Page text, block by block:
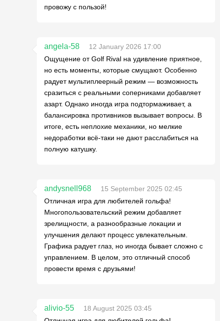
провожу с пользой!
angela-58
12 January 2026 17:00
Ощущение от Golf Rival на удивление приятное,
но есть моменты, которые смущают. Особенно
радует мультиплеерный режим — возможность
сразиться с реальными соперниками добавляет
азарт. Однако иногда игра подтормаживает, а
балансировка противников вызывает вопросы. В
итоге, есть неплохие механики, но мелкие
недоработки всё-таки не дают расслабиться на
полную катушку.
andysnell968
15 September 2025 02:45
Отличная игра для любителей гольфа!
Многопользовательский режим добавляет
зрелищности, а разнообразные локации и
улучшения делают процесс увлекательным.
Графика радует глаз, но иногда бывает сложно с
управлением. В целом, это отличный способ
провести время с друзьями!
alivio-55
18 August 2025 03:45